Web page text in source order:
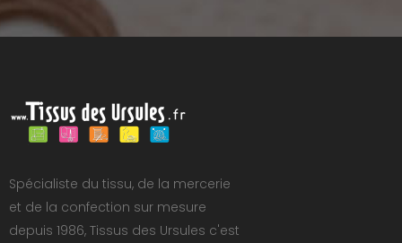
Spécialiste du tissu, de la mercerie
et de la confection sur mesure
depuis 1986, Tissus des Ursules c'est